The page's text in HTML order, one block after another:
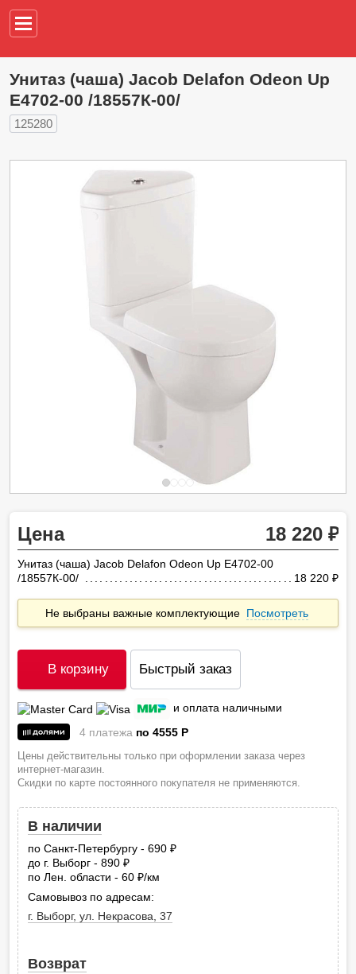
Унитаз (чаша) Jacob Delafon Odeon Up
E4702-00 /18557К-00/
125280
Цена 18 220
Унитаз (чаша) Jacob Delafon Odeon Up E4702-00
/18557К-00/
18 220
Не выбраны важные комплектующие Посмотреть
В корзину Быстрый заказ
и оплата наличными
4 платежа по 4555 P
Цены действительны только при оформлении заказа через
интернет-магазин.
Скидки по карте постоянного покупателя не применяются.
В наличии
по Санкт-Петербургу - 690
до г. Выборг - 890
по Лен. области - 60
руб.
/км
Самовывоз по адресам:
г. Выборг, ул. Некрасова, 37
Возврат